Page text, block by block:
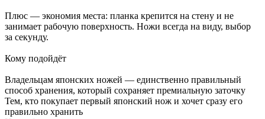
Плюс — экономия места: планка крепится на стену и не
занимает рабочую поверхность. Ножи всегда на виду, выбор
за секунду.
Кому подойдёт
Владельцам японских ножей — единственно правильный
способ хранения, который сохраняет премиальную заточку
Тем, кто покупает первый японский нож и хочет сразу его
правильно хранить